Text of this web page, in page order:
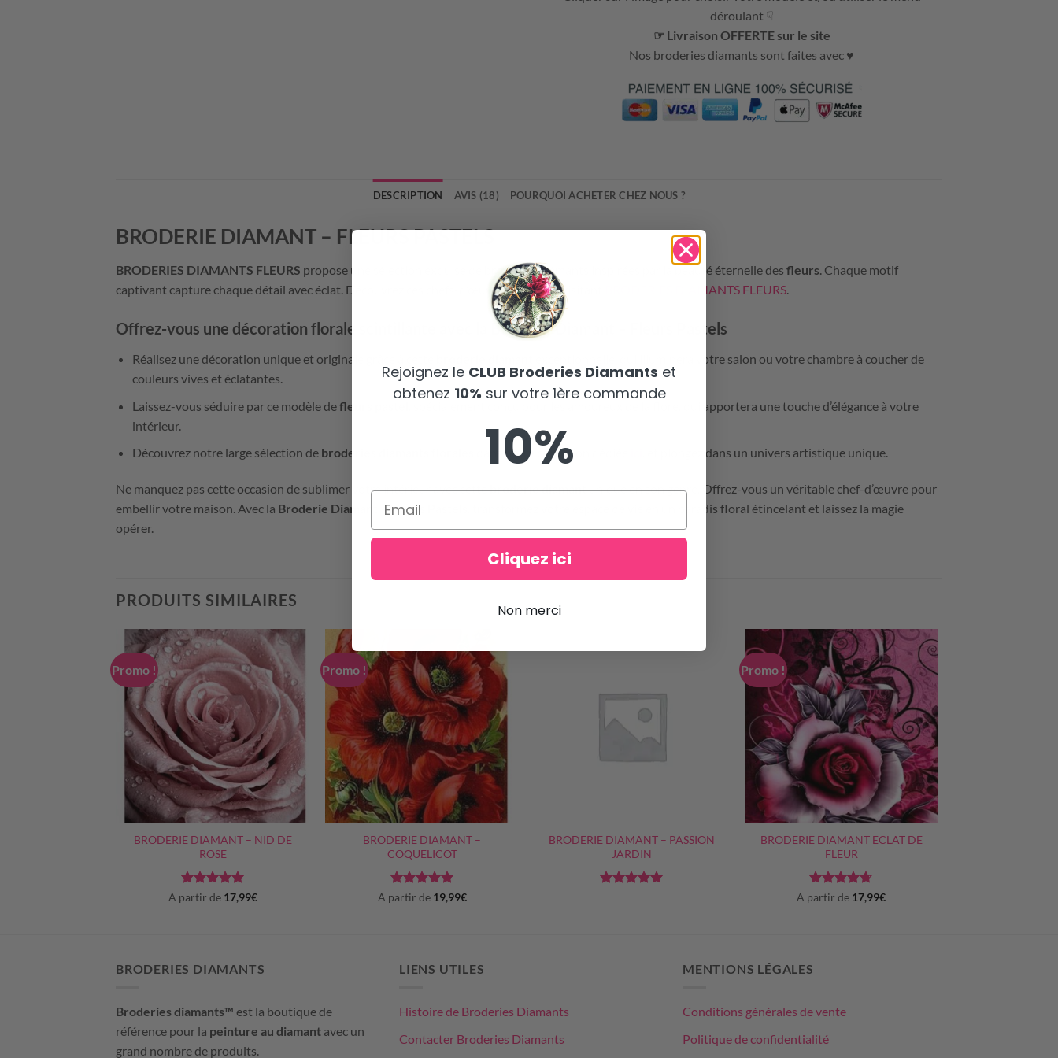
déroulant ☟
☞ Livraison OFFERTE sur le site
Nos broderies diamants sont faites avec ♥
DESCRIPTION AVIS (18) POURQUOI ACHETER CHEZ NOUS ?
BRODERIE DIAMANT – FLEURS PASTELS
BRODERIES DIAMANTS FLEURS propose une sélection exquise de broderies diamants inspirées par la beauté éternelle des fleurs. Chaque motif
captivant capture chaque détail avec éclat. Découvrez ces chefs-d’œuvre brodés en visitant
BRODERIES DIAMANTS FLEURS.
Offrez-vous une décoration florale scintillante avec la Broderie Diamant – Fleurs Pastels
Réalisez une décoration unique et originale grâce à cette
exceptionnelle, qui illuminera votre salon ou votre chambre à coucher de
couleurs vives et éclatantes.
Laissez-vous séduire par ce modèle defleurs pastel
, spécialement conçu pour les amoureux de la flore, qui apportera une touche d’élégance à votre
intérieur.
Découvrez notre large sélection de broderies diamants florales dans notre collection dédiée , et plongez dans un univers artistique unique.
Ne manquez pas cette occasion de sublimer votre intérieur avec cettebroderie diamantunique en son genre. Offrez-vous un véritable chef-d’œuvre pour
embellir votre maison. Avec la Broderie Diamant – Fleurs Pastels
, transformez votre espace de vie en un paradis floral étincelant et laissez la magie
opérer.
PRODUITS SIMILAIRES
Promo !
+
BRODERIE DIAMANT – NID DE
ROSE
Note5sur
A partir de 17,99€
Promo !
+
BRODERIE DIAMANT –
COQUELICOT
Note5sur
A partir de 19,99€
BRODERIE DIAMANT – PASSION
JARDIN
Promo !
BRODERIE DIAMANT ECLAT DE
FLEUR
Note4.67
A partir de 17,99€
BRODERIES DIAMANTS
Broderies diamants™ est la boutique de
référence pour la peinture au diamant avec un
grand nombre de produits.
LIENS UTILES
Histoire de Broderies Diamants
Contacter Broderies Diamants
MENTIONS LÉGALES
Conditions générales de vente
Politique de confidentialité
Rejoignez le CLUB Broderies Diamants et
obtenez 10% sur votre 1ère commande
10%
Cliquez ici
Non merci